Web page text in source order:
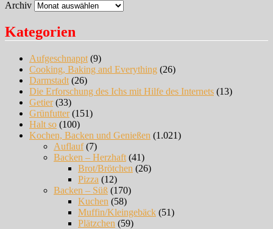
Archiv
Kategorien
Aufgeschnappt (9)
Cooking, Baking and Everything (26)
Darmstadt (26)
Die Erforschung des Ichs mit Hilfe des Internets (13)
Getier(33)
Grünfutter(151)
Halt so (100)
Kochen, Backen und Genießen (1.021)
Auflauf(7)
Backen – Herzhaft (41)
Brot/Brötchen (26)
Pizza (12)
Backen – Süß (170)
Kuchen (58)
Muffin/Kleingebäck (51)
Plätzchen (59)